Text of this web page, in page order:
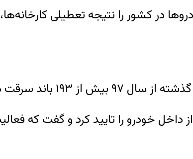
در کشور را نتیجه تعطیلی کارخانه‌ها،
خودرو را تایید کرد و گفت که